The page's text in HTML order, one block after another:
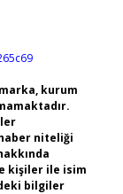
kurum
niteliği
kişiler ile isim
bilgiler